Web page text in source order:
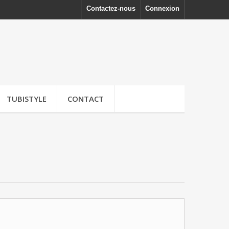
Connexion
Contactez-nous
TUBISTYLE CONTACT